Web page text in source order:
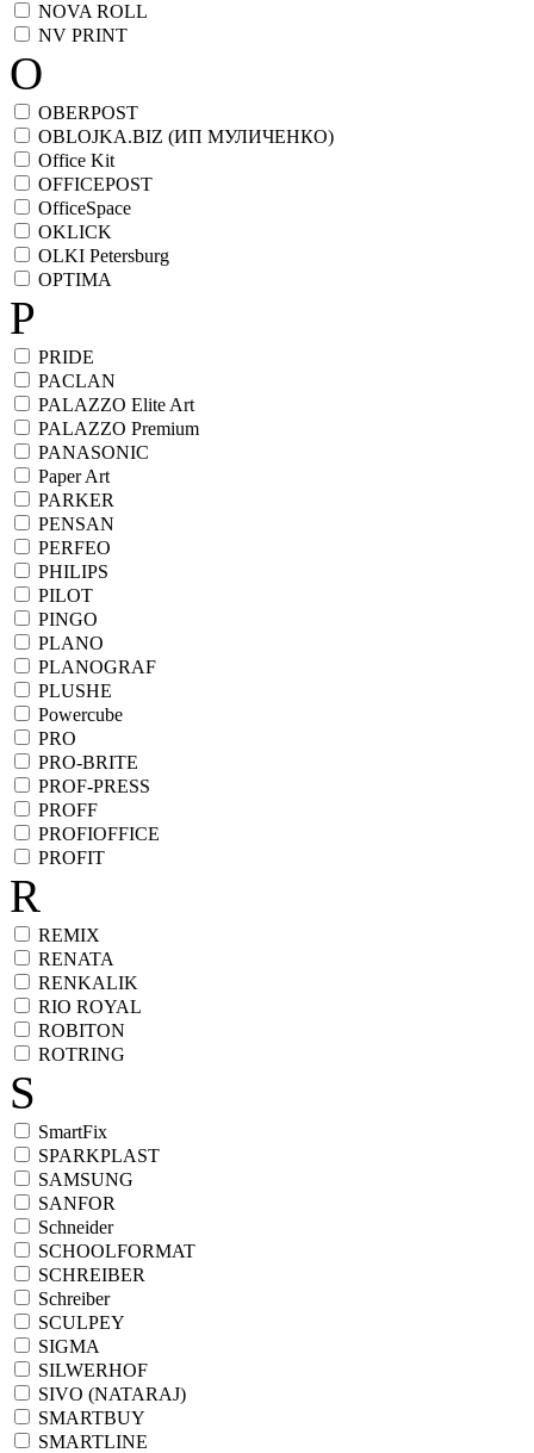
NOVA ROLL
NV PRINT
O
OBERPOST
OBLOJKA.BIZ (ИП МУЛИЧЕНКО)
Office Kit
OFFICEPOST
OfficeSpace
OKLICK
OLKI Petersburg
OPTIMA
P
PRIDE
PACLAN
PALAZZO Elite Art
PALAZZO Premium
PANASONIC
Paper Art
PARKER
PENSAN
PERFEO
PHILIPS
PILOT
PINGO
PLANO
PLANOGRAF
PLUSHE
Powercube
PRO
PRO-BRITE
PROF-PRESS
PROFF
PROFIOFFICE
PROFIT
R
REMIX
RENATA
RENKALIK
RIO ROYAL
ROBITON
ROTRING
S
SmartFix
SPARKPLAST
SAMSUNG
SANFOR
Schneider
SCHOOLFORMAT
SCHREIBER
Schreiber
SCULPEY
SIGMA
SILWERHOF
SIVO (NATARAJ)
SMARTBUY
SMARTLINE